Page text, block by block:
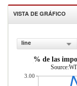
VISTA DE GRÁFICO
line
de viaje (% de las
3.00